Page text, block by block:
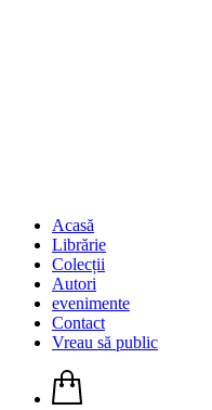
Acasă
Librărie
Colecții
Autori
evenimente
Contact
Vreau să public